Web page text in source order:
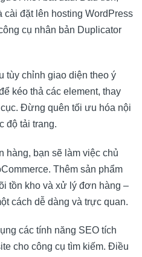
cài đặt lên hosting WordPress
cụ nhân bản Duplicator
tùy chỉnh giao diện theo ý
kéo thả các element, thay
Đừng quên tối ưu hóa nội
độ tải trang.
hàng, bạn sẽ làm việc chủ
Thêm sản phẩm
tồn kho và xử lý đơn hàng –
cách dễ dàng và trực quan.
các tính năng SEO tích
cho công cụ tìm kiếm. Điều